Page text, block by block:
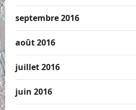
septembre 2016
août 2016
juillet 2016
juin 2016